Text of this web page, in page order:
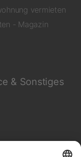
vermieten
- Magazin
& Sonstiges